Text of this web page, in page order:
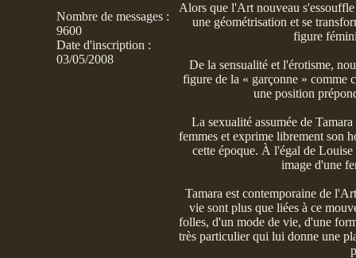
Nombre de messages :
9600
Date d'inscription :
03/05/2008
Alors que l'Art nouveau
une géométrisation et se
figure
De la sensualité et l'érotisme,
figure de la « garçonne » comme
une position
La sexualité assumée de
femmes et exprime librement son
cette époque. À l'égal de
image d'une
Tamara est contemporaine de
vie sont plus que liées à ce
folles, d'un mode de vie, d'une
très particulier qui lui donne une